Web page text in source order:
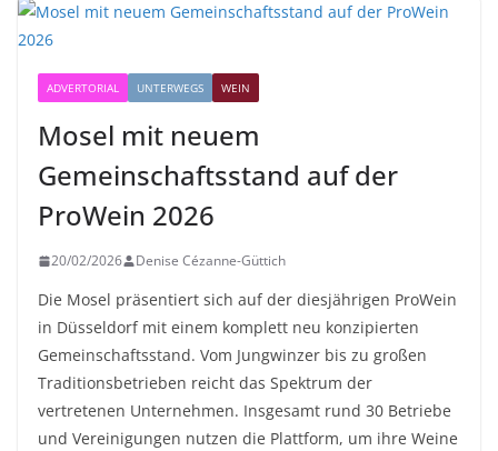
ADVERTORIAL UNTERWEGS WEIN
Mosel mit neuem
Gemeinschaftsstand auf der
ProWein 2026
20/02/2026 Denise Cézanne-Güttich
Die Mosel präsentiert sich auf der diesjährigen ProWein
in Düsseldorf mit einem komplett neu konzipierten
Gemeinschaftsstand. Vom Jungwinzer bis zu großen
Traditionsbetrieben reicht das Spektrum der
vertretenen Unternehmen. Insgesamt rund 30 Betriebe
und Vereinigungen nutzen die Plattform, um ihre Weine